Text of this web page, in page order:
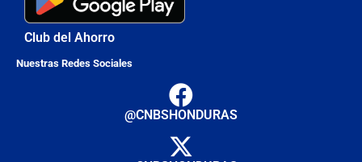
Club del Ahorro
Nuestras Redes Sociales
@CNBSHONDURAS